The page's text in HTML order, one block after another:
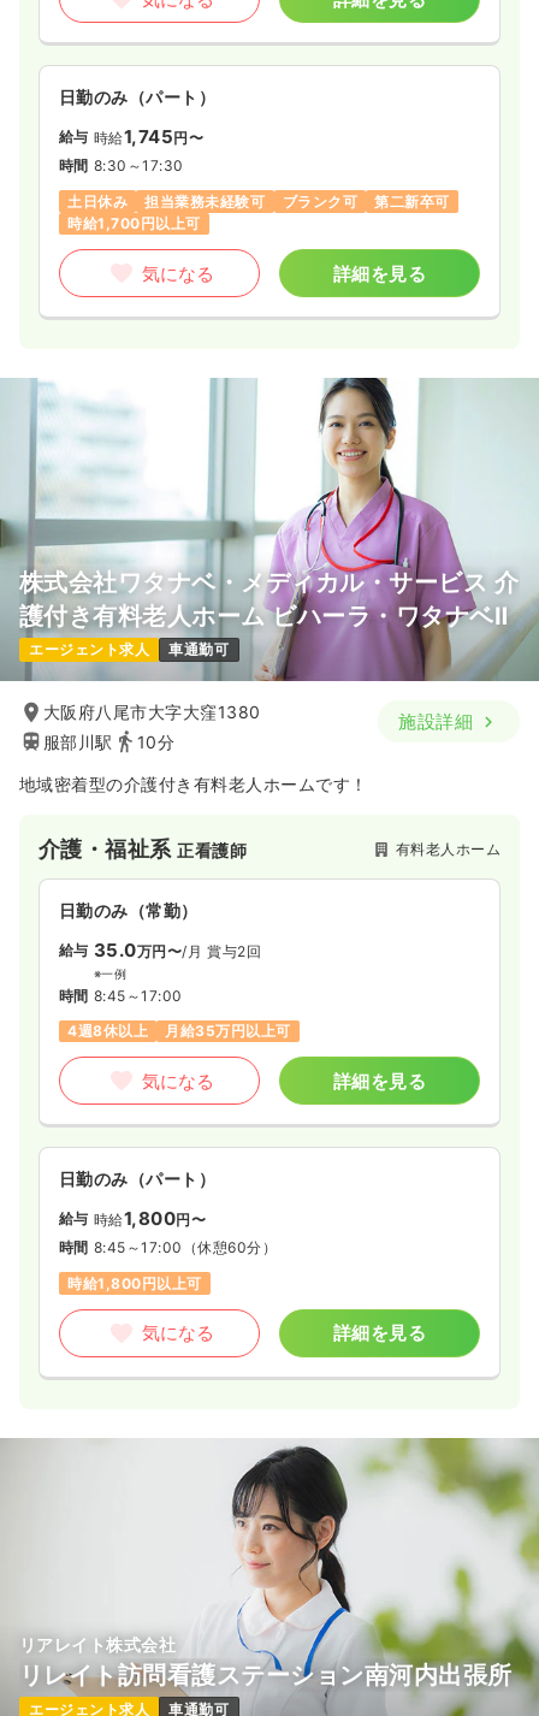
日勤のみ（パート）
給与 時給1,745円〜
時間 8:30～17:30
土日休み
担当業務未経験可 ブランク可
第二新卒可
時給1,700円以上可
気になる 詳細を見る
株式会社ワタナベ・メディカル・サービス 介
護付き有料老人ホーム ビハーラ・ワタナベⅡ
エージェント求人 車通勤可
大阪府八尾市大字大窪1380
服部川駅
10分
施設詳細
地域密着型の介護付き有料老人ホームです！
介護・福祉系正看護師 有料老人ホーム
日勤のみ（常勤）
給与 35.0万円〜/月 賞与2回
※一例
時間 8:45～17:00
4週8休以上
月給35万円以上可
気になる 詳細を見る
日勤のみ（パート）
給与 時給1,800円〜
時間 8:45～17:00 （休憩60分）
時給1,800円以上可
気になる 詳細を見る
リアレイト株式会社
リレイト訪問看護ステーション南河内出張所
エージェント求人 車通勤可